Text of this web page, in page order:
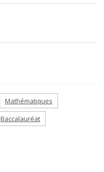
Mathématiques
Baccalauréat